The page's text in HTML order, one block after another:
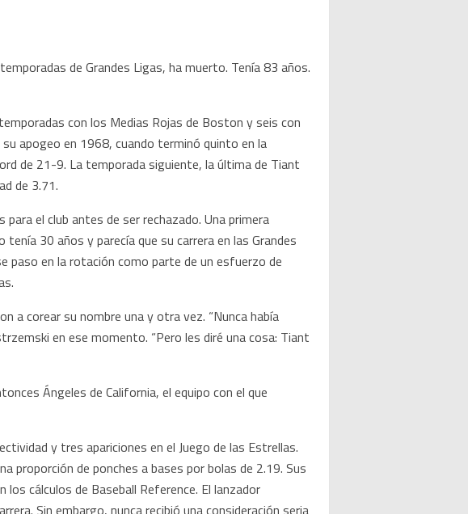
de Grandes Ligas, ha muerto. Tenía 83 años.
con los Medias Rojas de Boston y seis con
su apogeo en 1968, cuando terminó quinto en la
de 21-9. La temporada siguiente, la última de Tiant
de 3.71.
el club antes de ser rechazado. Una primera
30 años y parecía que su carrera en las Grandes
paso en la rotación como parte de un esfuerzo de
a corear su nombre una y otra vez. “Nunca había
en ese momento. “Pero les diré una cosa: Tiant
Ángeles de California, el equipo con el que
y tres apariciones en el Juego de las Estrellas.
proporción de ponches a bases por bolas de 2.19. Sus
cálculos de Baseball Reference. El lanzador
Sin embargo, nunca recibió una consideración seria